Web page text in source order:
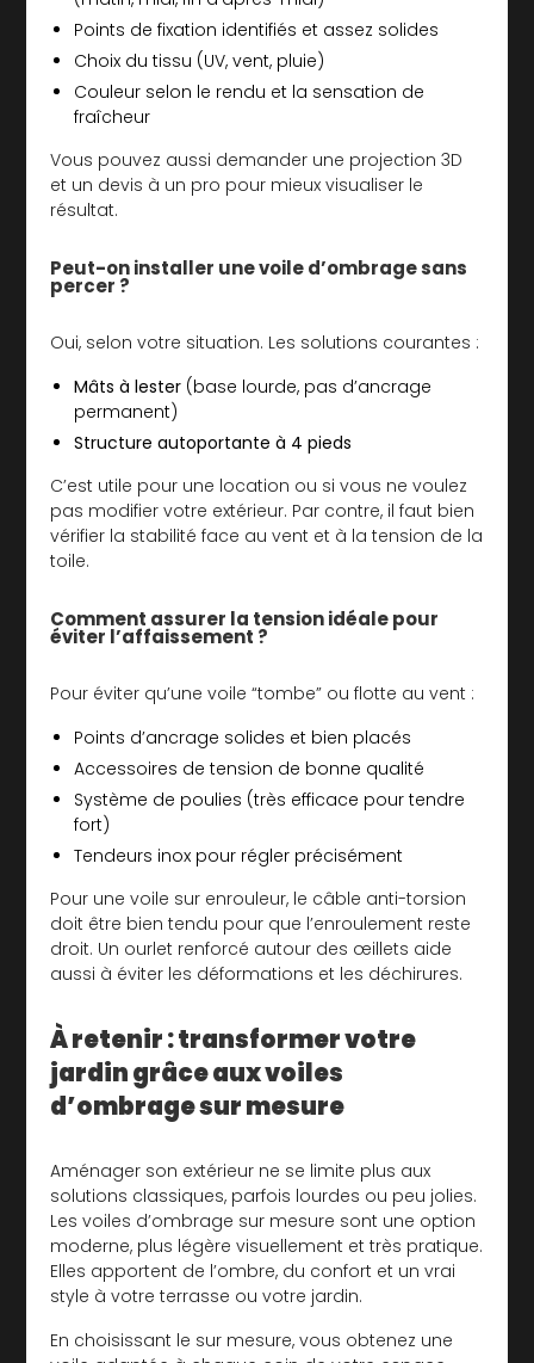
Points de fixation identifiés et assez solides
Choix du tissu (UV, vent, pluie)
Couleur selon le rendu et la sensation de
fraîcheur
Vous pouvez aussi demander une projection 3D
et un devis à un pro pour mieux visualiser le
résultat.
Peut-on installer une voile d’ombrage sans
percer ?
Oui, selon votre situation. Les solutions courantes :
Mâts à lester (base lourde, pas d’ancrage
permanent)
Structure autoportante à 4 pieds
C’est utile pour une location ou si vous ne voulez
pas modifier votre extérieur. Par contre, il faut bien
vérifier la stabilité face au vent et à la tension de la
toile.
Comment assurer la tension idéale pour
éviter l’affaissement ?
Pour éviter qu’une voile “tombe” ou flotte au vent :
Points d’ancrage solides et bien placés
Accessoires de tension de bonne qualité
Système de poulies (très efficace pour tendre
fort)
Tendeurs inox pour régler précisément
Pour une voile sur enrouleur, le câble anti-torsion
doit être bien tendu pour que l’enroulement reste
droit. Un ourlet renforcé autour des œillets aide
aussi à éviter les déformations et les déchirures.
À retenir : transformer votre
jardin grâce aux voiles
d’ombrage sur mesure
Aménager son extérieur ne se limite plus aux
solutions classiques, parfois lourdes ou peu jolies.
Les voiles d’ombrage sur mesure sont une option
moderne, plus légère visuellement et très pratique.
Elles apportent de l’ombre, du confort et un vrai
style à votre terrasse ou votre jardin.
En choisissant le sur mesure, vous obtenez une